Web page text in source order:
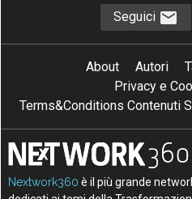
Seguici
About Autori
Privacy e
Terms&Conditions Contenuti
Nextwork360 è il più grande